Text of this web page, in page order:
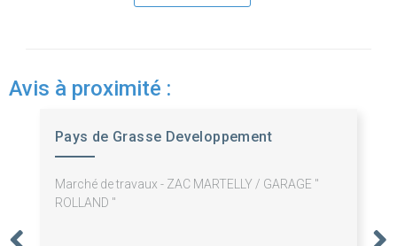
Avis à proximité :
Pays de Grasse Developpement
Marché de travaux - ZAC MARTELLY / GARAGE "
ROLLAND "